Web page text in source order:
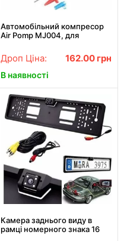
Автомобільний компресор
Air Pomp MJ004, для
автонасос
Дроп Ціна: 162.00 грн
В наявності
Камера заднього виду в
рамці номерного знака 16